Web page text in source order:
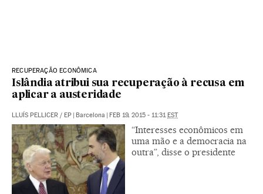
RECUPERAÇÃO ECONÔMICA
Islândia atribui sua recuperação à recusa em
aplicar a austeridade
LLUÍS PELLICER / EP | Barcelona | FEB 19, 2015 - 11:31EST
“Interesses econômicos em
uma mão e a democracia na
outra”, disse o presidente